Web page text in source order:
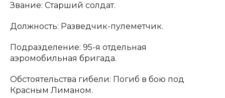
Звание: Старший солдат.
Должность: Разведчик-пулеметчик.
Подразделение: 95-я отдельная
аэромобильная бригада.
Обстоятельства гибели: Погиб в бою под
Красным Лиманом.